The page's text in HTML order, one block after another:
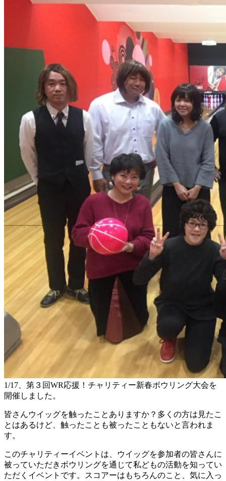
1/17、第３回WR応援！チャリティー新春ボウリング大会を
開催しました。
皆さんウイッグを触ったことありますか？多くの方は見たこ
とはあるけど、触ったことも被ったこともないと言われま
す。
このチャリティーイベントは、ウイッグを参加者の皆さんに
被っていただきボウリングを通じて私どもの活動を知ってい
ただくイベントです。スコアーはもちろんのこと、気に入っ